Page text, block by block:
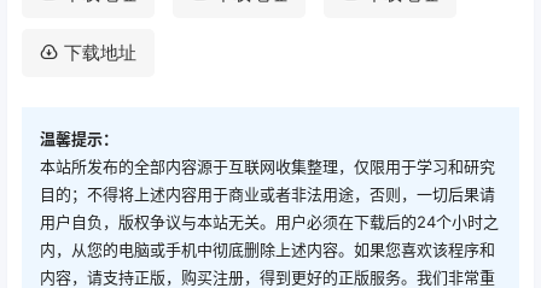
下载地址
温馨提示：
本站所发布的全部内容源于互联网收集整理，仅限用于学习和研究
目的；不得将上述内容用于商业或者非法用途，否则，一切后果请
用户自负，版权争议与本站无关。用户必须在下载后的24个小时之
内，从您的电脑或手机中彻底删除上述内容。如果您喜欢该程序和
内容，请支持正版，购买注册，得到更好的正版服务。我们非常重